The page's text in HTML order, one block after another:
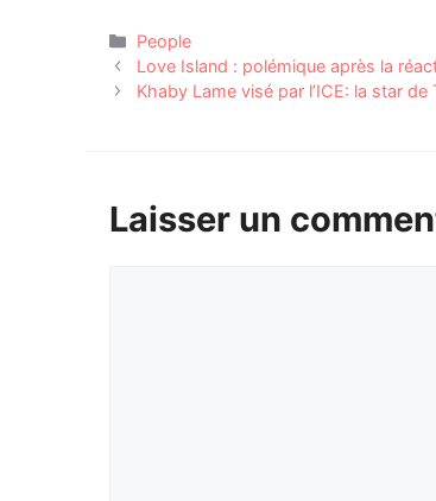
Catégories
People
Love Island : polémique après la
Khaby Lame visé par l’ICE: la star
Laisser un